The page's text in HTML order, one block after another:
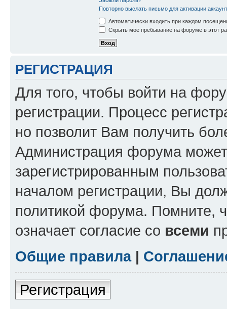
Повторно выслать письмо для активации
Автоматически входить при каждом
Скрыть мое пребывание на форуме в этот
РЕГИСТРАЦИЯ
Для того, чтобы войти на
регистрации. Процесс
но позволит Вам получить
Администрация форума может
зарегистрированным
началом регистрации, Вы
политикой форума. Помните,
означает согласие со всеми
Общие правила|
Регистрация